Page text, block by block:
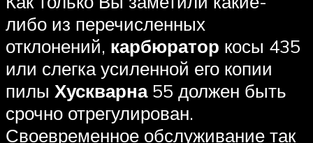
либо из перечисленных
отклонений, карбюратор косы 435
или слегка усиленной его копии
пилы Хускварна55 должен быть
срочно отрегулирован.
Своевременное обслуживание так